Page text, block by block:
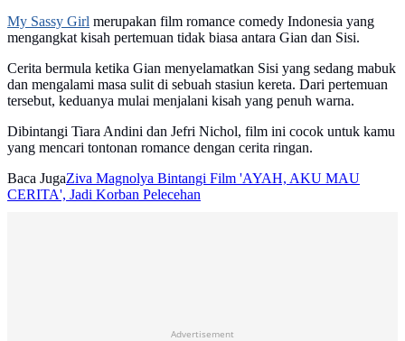
My Sassy Girl merupakan film romance comedy Indonesia yang
mengangkat kisah pertemuan tidak biasa antara Gian dan Sisi.
Cerita bermula ketika Gian menyelamatkan Sisi yang sedang mabuk
dan mengalami masa sulit di sebuah stasiun kereta. Dari pertemuan
tersebut, keduanya mulai menjalani kisah yang penuh warna.
Dibintangi Tiara Andini dan Jefri Nichol, film ini cocok untuk kamu
yang mencari tontonan romance dengan cerita ringan.
Baca JugaZiva Magnolya Bintangi Film 'AYAH, AKU MAU
CERITA', Jadi Korban Pelecehan
Advertisement